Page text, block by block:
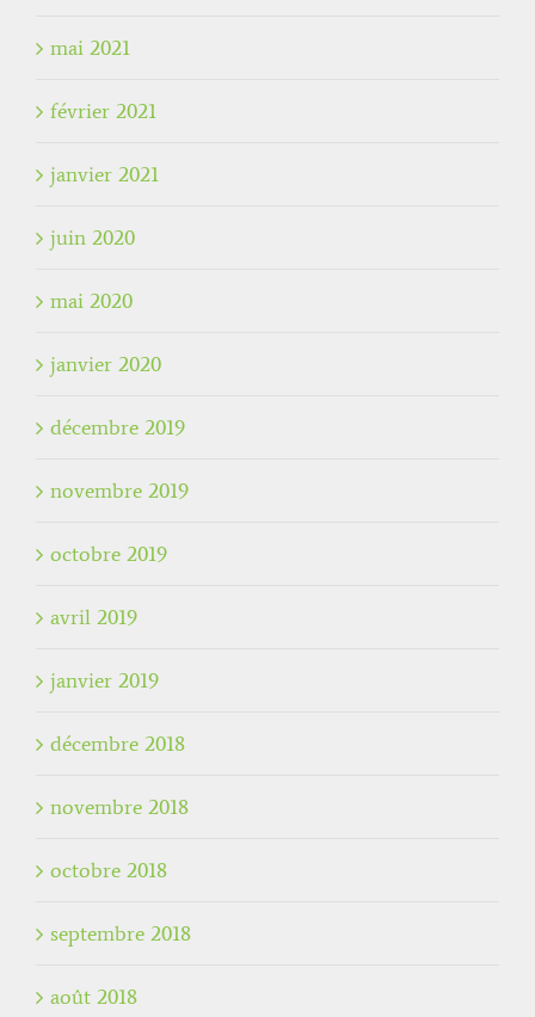
mai 2021
février 2021
janvier 2021
juin 2020
mai 2020
janvier 2020
décembre 2019
novembre 2019
octobre 2019
avril 2019
janvier 2019
décembre 2018
novembre 2018
octobre 2018
septembre 2018
août 2018